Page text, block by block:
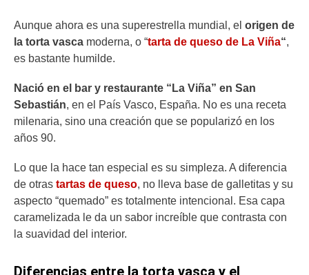
Aunque ahora es una superestrella mundial, el origen de
la torta vasca moderna, o “tarta de queso de La Viña“,
es bastante humilde.
Nació en el bar y restaurante “La Viña” en San
Sebastián, en el País Vasco, España. No es una receta
milenaria, sino una creación que se popularizó en los
años 90.
Lo que la hace tan especial es su simpleza. A diferencia
de otras tartas de queso, no lleva base de galletitas y su
aspecto “quemado” es totalmente intencional. Esa capa
caramelizada le da un sabor increíble que contrasta con
la suavidad del interior.
Diferencias entre la torta vasca y el